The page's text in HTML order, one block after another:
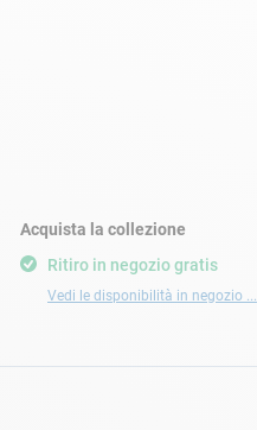
Ritiro in negozio gratis
Vedi le disponibilità in negozio ...
Acquista la collezione